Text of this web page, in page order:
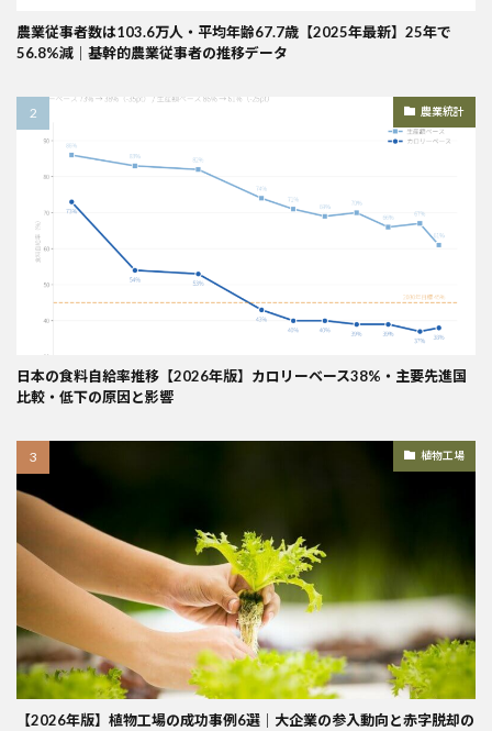
農業従事者数は103.6万人・平均年齢67.7歳【2025年最新】25年で
56.8%減｜基幹的農業従事者の推移データ
農業統計
日本の食料自給率推移【2026年版】カロリーベース38%・主要先進国
比較・低下の原因と影響
植物工場
【2026年版】植物工場の成功事例6選｜大企業の参入動向と赤字脱却の